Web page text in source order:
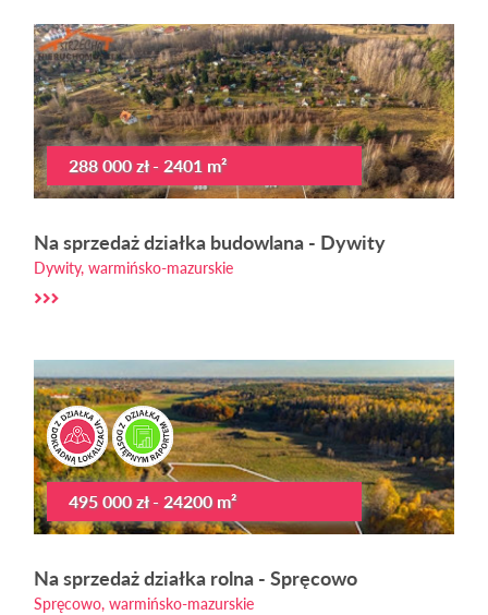
288 000 zł - 2401 m²
Na sprzedaż działka budowlana - Dywity
Dywity, warmińsko-mazurskie
495 000 zł - 24200 m²
Na sprzedaż działka rolna - Spręcowo
Spręcowo, warmińsko-mazurskie